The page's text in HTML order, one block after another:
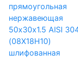
прямоугольная
нержавеющая
50х30х1.5 AISI
(08Х18Н10)
шлифованная